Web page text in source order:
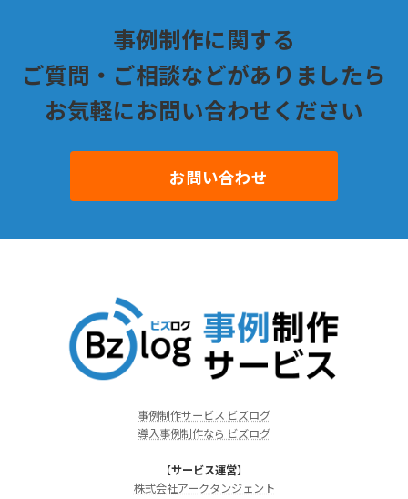
事例制作に関する
ご質問・ご相談などがありましたら
お気軽にお問い合わせください
お問い合わせ
事例制作サービス ビズログ
導入事例制作なら ビズログ
【サービス運営】
株式会社アークタンジェント